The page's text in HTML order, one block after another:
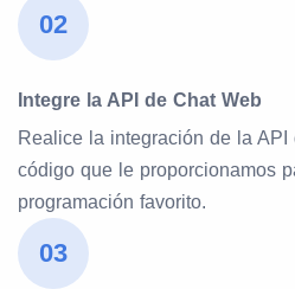
02
Integre la API de Chat Web
Realice la integración de la API
código que le proporcionamos
programación favorito.
03